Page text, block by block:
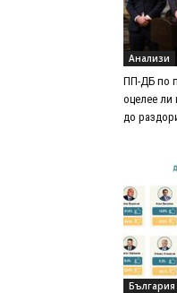
Анализи
ПП-ДБ по
оцелее ли
до
България